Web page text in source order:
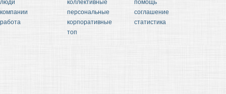
люди
компании
работа
коллективные
персональные
корпоративные
топ
помощь
соглашение
статистика